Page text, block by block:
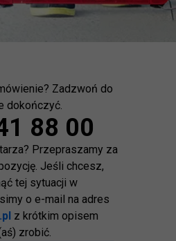
Zadzwoń do
dokończyć.
88 00
Przepraszamy za
Jeśli chcesz,
tej sytuacji w
o e-mail na adres
z krótkim opisem
zrobić.